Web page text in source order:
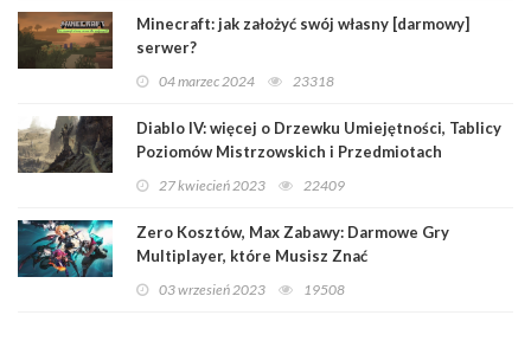
Minecraft: jak założyć swój własny [darmowy]
serwer?
04 marzec 2024 23318
Diablo IV: więcej o Drzewku Umiejętności, Tablicy
Poziomów Mistrzowskich i Przedmiotach
Legendarnych
27 kwiecień 2023 22409
Zero Kosztów, Max Zabawy: Darmowe Gry
Multiplayer, które Musisz Znać
03 wrzesień 2023 19508